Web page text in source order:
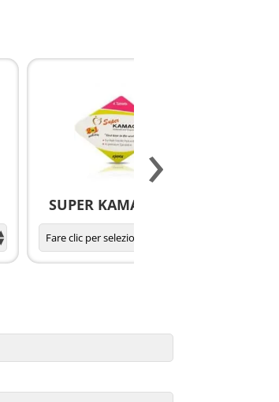
SUPER KAMAGRA pillole
›